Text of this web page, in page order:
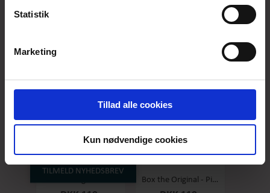
Statistik
Marketing
Tillad alle cookies
Kun nødvendige cookies
Box the Original - Pineapple/coconut - Stor
TILMELD NYHEDSBREV